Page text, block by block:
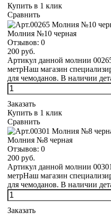
Купить в 1 клик
Сравнить
Молния №10 черная
Отзывов: 0
200 руб.
Артикул данной молнии
метрНаш магазин
для чемоданов. В наличии
Заказать
Купить в 1 клик
Сравнить
Молния №8 черная
Отзывов: 0
200 руб.
Артикул данной молнии
метрНаш магазин
для чемоданов. В наличии
Заказать